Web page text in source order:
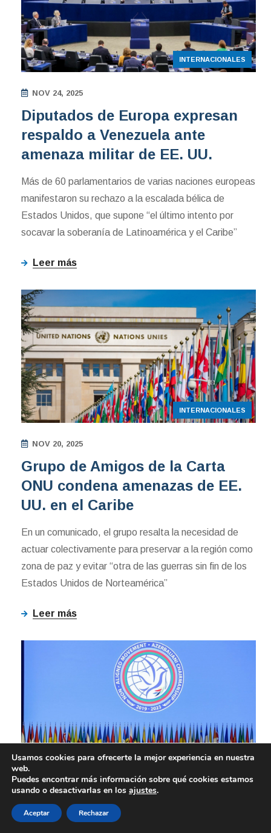
INTERNACIONALES
NOV 24, 2025
Diputados de Europa expresan
respaldo a Venezuela ante
amenaza militar de EE. UU.
Más de 60 parlamentarios de varias naciones europeas
manifestaron su rechazo a la escalada bélica de
Estados Unidos, que supone “el último intento por
socavar la soberanía de Latinoamérica y el Caribe”
Leer más
INTERNACIONALES
NOV 20, 2025
Grupo de Amigos de la Carta
ONU condena amenazas de EE.
UU. en el Caribe
En un comunicado, el grupo resalta la necesidad de
actuar colectivamente para preservar a la región como
zona de paz y evitar “otra de las guerras sin fin de los
Estados Unidos de Norteamérica”
Leer más
INTERNACIONALES
NOV 18, 2025
Movimiento de No Alineados
Usamos cookies para ofrecerte la mejor experiencia en nuestra
web.
Puedes encontrar más información sobre qué cookies estamos
usando o desactivarlas en los ajustes.
Aceptar Rechazar